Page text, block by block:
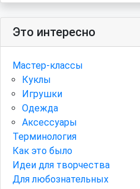
Это интересно
Мастер-классы
Куклы
Игрушки
Одежда
Аксессуары
Терминология
Как это было
Идеи для творчества
Для любознательных